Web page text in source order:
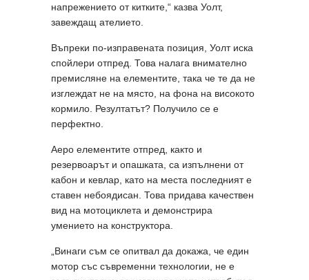
напрежението от китките,“ казва Уолт,
завеждащ ателието.
Въпреки по-изправената позиция, Уолт иска
спойлери отпред. Това налага внимателно
премисляне на елементите, така че те да не
изглеждат не на място, на фона на високото
кормило. Резултатът? Получило се е
перфектно.
Аеро елементите отпред, както и
резервоарът и опашката, са изпълнени от
кабон и кевлар, като на места последният е
ставен небоядисан. Това придава качествен
вид на мотоциклета и демонстрира
умението на конструктора.
„Винаги съм се опитвал да докажа, че един
мотор със съвременни технологии, не е